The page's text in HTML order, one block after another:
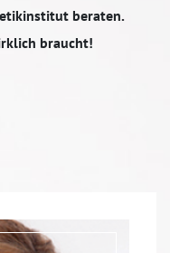
beraten.
braucht!